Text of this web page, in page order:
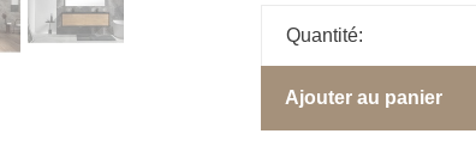
Quantité:
Ajouter au panier